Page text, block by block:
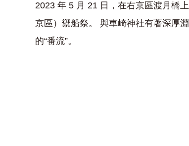
2023 年 5 月 21 日，在右京區渡月橋
京區）禦船祭。 與車崎神社有著深厚
的“番流”。